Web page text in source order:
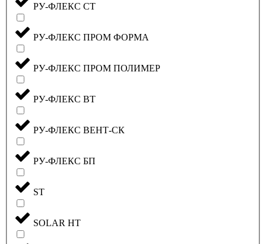
РУ-ФЛЕКС СТ
РУ-ФЛЕКС ПРОМ ФОРМА
РУ-ФЛЕКС ПРОМ ПОЛИМЕР
РУ-ФЛЕКС ВТ
РУ-ФЛЕКС ВЕНТ-СК
РУ-ФЛЕКС БП
ST
SOLAR HT